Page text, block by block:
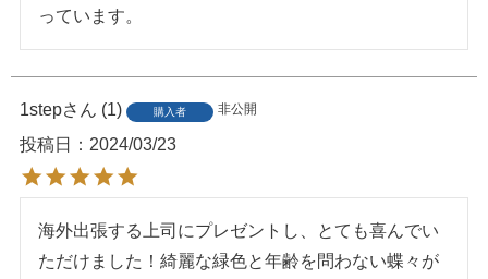
っています。
1step 1 購入者 非公開
投稿日 2024/03/23
海外出張する上司にプレゼントし、とても喜んでい
ただけました！綺麗な緑色と年齢を問わない蝶々が